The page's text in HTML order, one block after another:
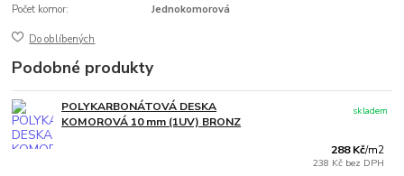
Počet komor:
Jednokomorová
Do oblíbených
Podobné produkty
POLYKARBONÁTOVÁ DESKA
KOMOROVÁ 10 mm (1UV) BRONZ
288 Kč/m2
238 Kč bez DPH
skladem